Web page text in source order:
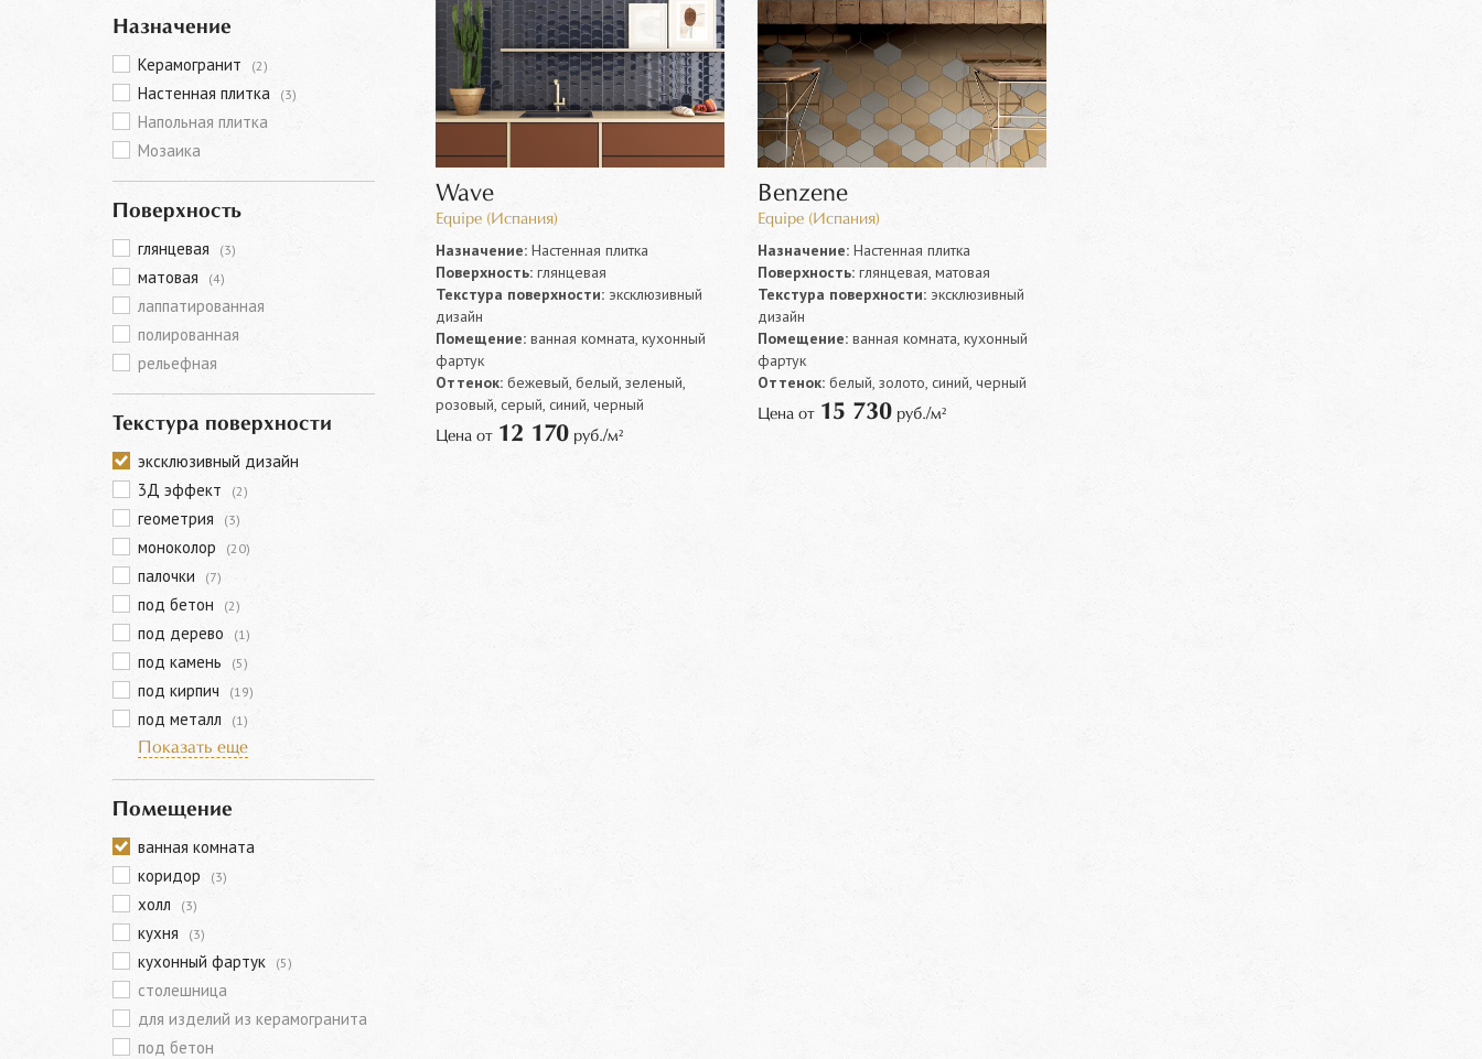
Назначение
Керамогранит (2)
Настенная плитка (3)
Напольная плитка
Мозаика
Поверхность
глянцевая (3)
матовая (4)
лаппатированная
полированная
рельефная
Текстура поверхности
эксклюзивный дизайн
3Д эффект
(2)
геометрия (3)
моноколор (20)
палочки (7)
под бетон (2)
под дерево (1)
под камень (5)
под кирпич (19)
под металл
(1)
Показать еще
Помещение
ванная комната
коридор
(3)
холл (3)
кухня (3)
кухонный фартук (5)
столешница
для изделий из керамогранита
под бетон
Wave
Equipe (Испания)
Назначение:Настенная плитка
Поверхность:глянцевая
Текстура поверхности:эксклюзивный
дизайн
Помещение:ванная комната, кухонный
фартук
Оттенок:бежевый, белый, зеленый,
розовый, серый, синий, черный
Цена от 12 170руб./м²
Benzene
Equipe (Испания)
Назначение:Настенная плитка
Поверхность:глянцевая, матовая
Текстура поверхности:эксклюзивный
дизайн
Помещение:ванная комната, кухонный
фартук
Оттенок:белый, золото, синий, черный
Цена от 15 730руб./м²